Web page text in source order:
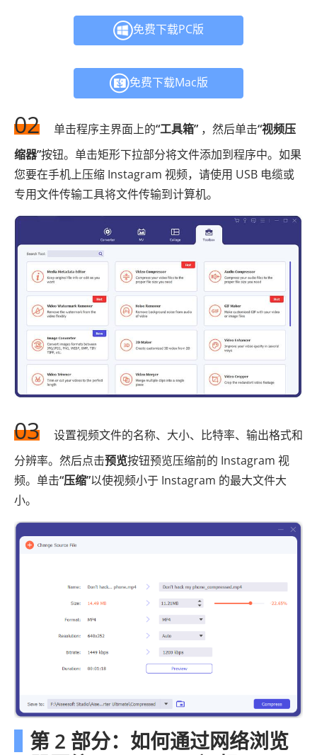
免费下载PC版
免费下载Mac版
02 单击程序主界面上的“工具箱” ，然后单击“视频压
缩器”按钮。单击矩形下拉部分将文件添加到程序中。如果
您要在手机上压缩 Instagram 视频，请使用 USB 电缆或
专用文件传输工具将文件传输到计算机。
03
设置视频文件的名称、大小、比特率、输出格式和
分辨率。然后点击预览按钮预览压缩前的 Instagram 视
频。单击“压缩”以使视频小于 Instagram 的最大文件大
小。
第 2 部分：如何通过网络浏览